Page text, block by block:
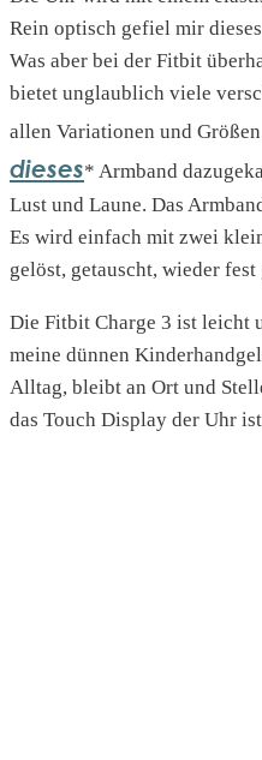
Rein optisch gefiel mir
Was aber bei der Fitbit
bietet unglaublich viele
allen Variationen und
dieses* Armband
Lust und Laune. Das
Es wird einfach mit zwei
gelöst, getauscht, wieder
Die Fitbit Charge 3 ist leicht
meine dünnen
Alltag, bleibt an Ort und
das Touch Display der Uhr